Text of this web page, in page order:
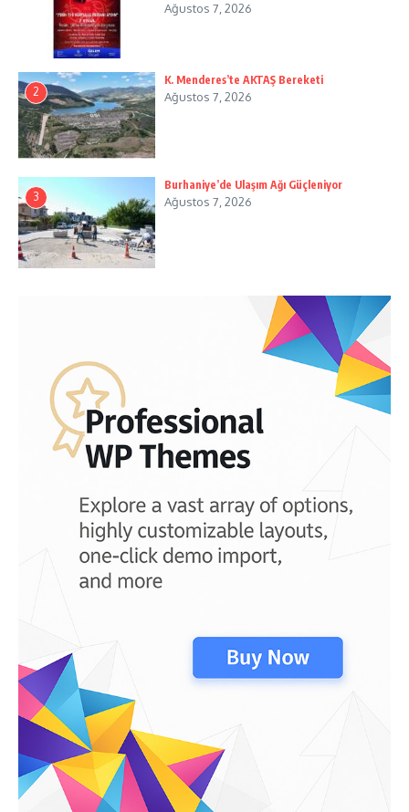
Ağustos 7, 2026
2
K. Menderes’te AKTAŞ Bereketi
Ağustos 7, 2026
3
Burhaniye’de Ulaşım Ağı Güçleniyor
Ağustos 7, 2026